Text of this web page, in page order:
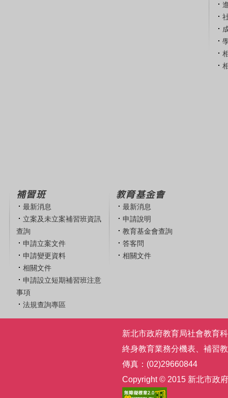
補習班
最新消息
立案及未立案補習班資訊
查詢
申請立案文件
申請變更資料
相關文件
申請設立短期補習班注意
事項
法規查詢專區
教育基金會
最新消息
申請說明
教育基金會查詢
答客問
相關文件
新北市政府教育局社會教育
終身教育業務分機表
補習
傳真：(02)29660844
Copyright © 2015 新北市政